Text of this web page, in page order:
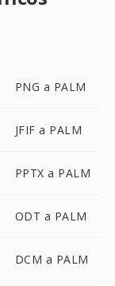
PNG a PALM
JFIF a PALM
PPTX a PALM
ODT a PALM
DCM a PALM